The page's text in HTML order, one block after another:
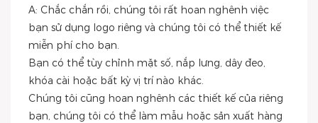
A: Chắc chắn rồi, chúng tôi rất hoan nghênh việc
bạn sử dụng logo riêng và chúng tôi có thể thiết kế
miễn phí cho bạn.
Bạn có thể tùy chỉnh mặt số, nắp lưng, dây đeo,
khóa cài hoặc bất kỳ vị trí nào khác.
Chúng tôi cũng hoan nghênh các thiết kế của riêng
bạn, chúng tôi có thể làm mẫu hoặc sản xuất hàng